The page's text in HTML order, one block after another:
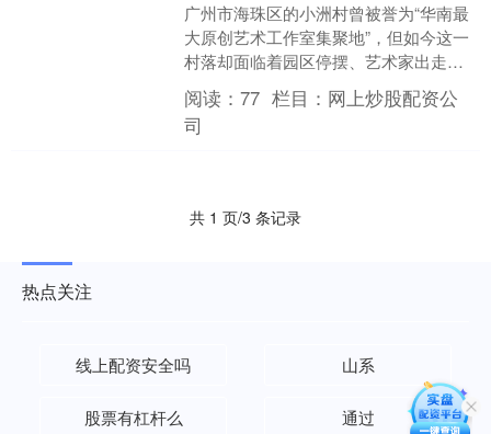
广州市海珠区的小洲村曾被誉为“华南最
大原创艺术工作室集聚地”，但如今这一
村落却面临着园区停摆、艺术家出走、
商业凋零的困境。与近些年小洲村的“每
况愈下”形成鲜明对....
阅读：77 栏目： 网上炒股配资公
司
共 1 页/3 条记录
热点关注
线上配资安全吗 山系
股票有杠杆么 通过